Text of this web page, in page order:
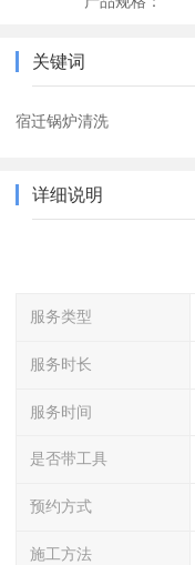
关键词
宿迁锅炉清洗
详细说明
服务类型
服务时长
服务时间
是否带工具
预约方式
施工方法